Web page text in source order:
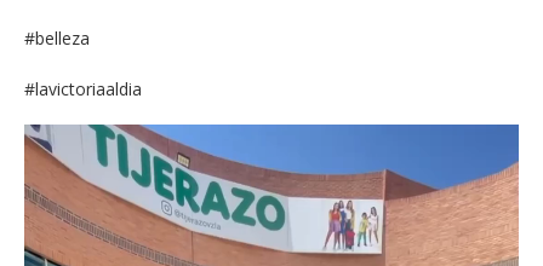
#belleza
#lavictoriaaldia